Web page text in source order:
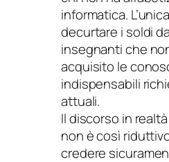
informatica.
decurtare i soldi
insegnanti che
acquisito le
indispensabili
attuali.
Il discorso in
non è così
credere